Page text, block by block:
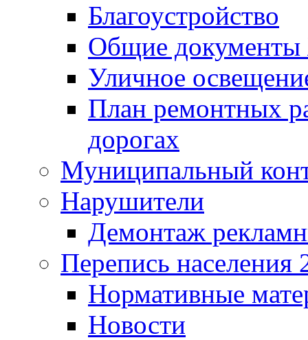
Благоустройство
Общие
Уличное
План ремонтных
дорогах
Муниципальный
Нарушители
Демонтаж
Перепись населения
Нормативные
Новости